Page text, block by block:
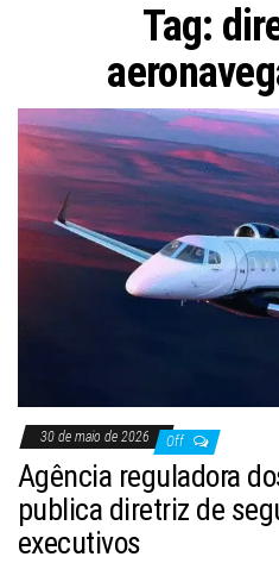
Tag:
30 de maio de 2026 Off
Agência reguladora
publica diretriz de
executivos